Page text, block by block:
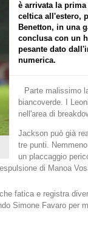
è arrivata la
celtica all'estero,
Benetton, in una
conclusa con un
pesante dato
numerica.
Parte malissimo
biancoverde. I
nell'area di
Jackson può già
tre punti.
un placcaggio
di Manoa
fatica e registra
Simone Favaro per